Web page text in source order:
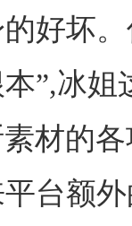
好坏
”,冰姐
材的
台额